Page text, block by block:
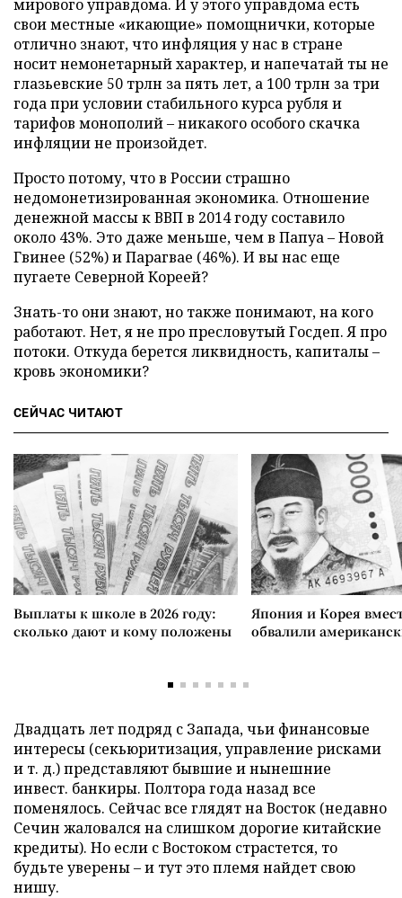
мирового управдома. И у этого управдома есть
свои местные «икающие» помощнички, которые
отлично знают, что инфляция у нас в стране
носит немонетарный характер, и напечатай ты не
глазьевские 50 трлн за пять лет, а 100 трлн за три
года при условии стабильного курса рубля и
тарифов монополий – никакого особого скачка
инфляции не произойдет.
Просто потому, что в России страшно
недомонетизированная экономика. Отношение
денежной массы к ВВП в 2014 году составило
около 43%. Это даже меньше, чем в Папуа – Новой
Гвинее (52%) и Парагвае (46%). И вы нас еще
пугаете Северной Кореей?
Знать-то они знают, но также понимают, на кого
работают. Нет, я не про пресловутый Госдеп. Я про
потоки. Откуда берется ликвидность, капиталы –
кровь экономики?
СЕЙЧАС ЧИТАЮТ
Выплаты к школе в 2026 году:
сколько дают и кому положены
Япония и Корея
обвалили
Двадцать лет подряд с Запада, чьи финансовые
интересы (секьюритизация, управление рисками
и т. д.) представляют бывшие и нынешние
инвест. банкиры. Полтора года назад все
поменялось. Сейчас все глядят на Восток (недавно
Сечин жаловался на слишком дорогие китайские
кредиты). Но если с Востоком страстется, то
будьте уверены – и тут это племя найдет свою
нишу.